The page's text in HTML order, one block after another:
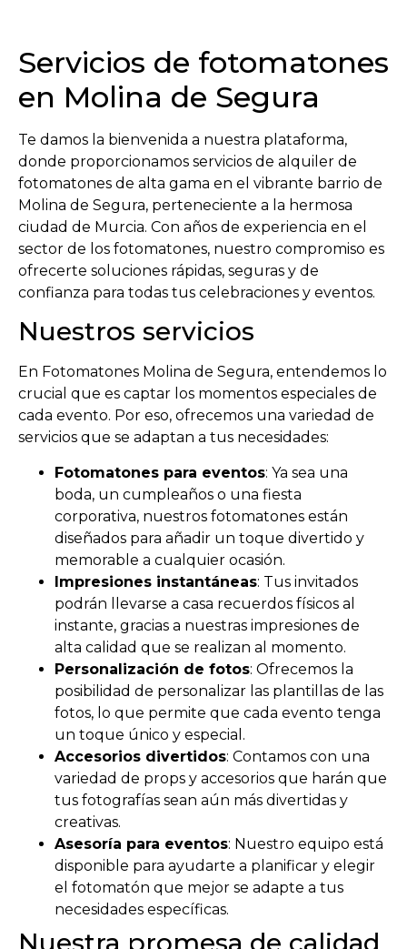
Servicios de fotomatones
en Molina de Segura
Te damos la bienvenida a nuestra plataforma,
donde proporcionamos servicios de alquiler de
fotomatones de alta gama en el vibrante barrio de
Molina de Segura, perteneciente a la hermosa
ciudad de Murcia. Con años de experiencia en el
sector de los fotomatones, nuestro compromiso es
ofrecerte soluciones rápidas, seguras y de
confianza para todas tus celebraciones y eventos.
Nuestros servicios
En Fotomatones Molina de Segura, entendemos lo
crucial que es captar los momentos especiales de
cada evento. Por eso, ofrecemos una variedad de
servicios que se adaptan a tus necesidades:
Fotomatones para eventos: Ya sea una
boda, un cumpleaños o una fiesta
corporativa, nuestros fotomatones están
diseñados para añadir un toque divertido y
memorable a cualquier ocasión.
Impresiones instantáneas: Tus invitados
podrán llevarse a casa recuerdos físicos al
instante, gracias a nuestras impresiones de
alta calidad que se realizan al momento.
Personalización de fotos: Ofrecemos la
posibilidad de personalizar las plantillas de las
fotos, lo que permite que cada evento tenga
un toque único y especial.
Accesorios divertidos: Contamos con una
variedad de props y accesorios que harán que
tus fotografías sean aún más divertidas y
creativas.
Asesoría para eventos: Nuestro equipo está
disponible para ayudarte a planificar y elegir
el fotomatón que mejor se adapte a tus
necesidades específicas.
Nuestra promesa de calidad